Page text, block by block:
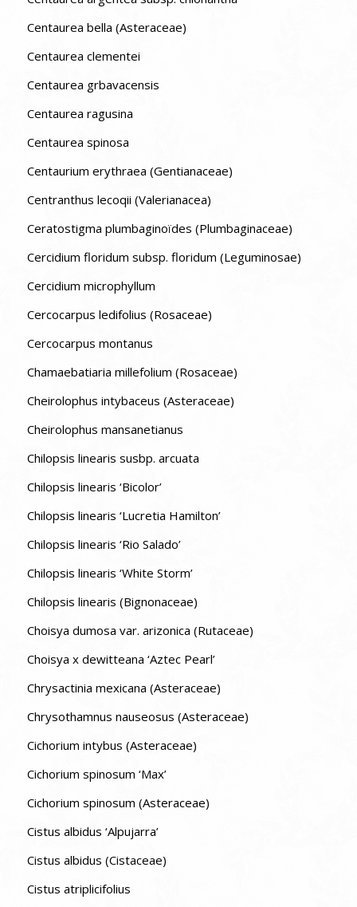
Centaurea bella (Asteraceae)
Centaurea clementei
Centaurea grbavacensis
Centaurea ragusina
Centaurea spinosa
Centaurium erythraea (Gentianaceae)
Centranthus lecoqii (Valerianacea)
Ceratostigma plumbaginoïdes (Plumbaginaceae)
Cercidium floridum subsp. floridum (Leguminosae)
Cercidium microphyllum
Cercocarpus ledifolius (Rosaceae)
Cercocarpus montanus
Chamaebatiaria millefolium (Rosaceae)
Cheirolophus intybaceus (Asteraceae)
Cheirolophus mansanetianus
Chilopsis linearis susbp. arcuata
Chilopsis linearis ‘Bicolor’
Chilopsis linearis ‘Lucretia Hamilton’
Chilopsis linearis ‘Rio Salado’
Chilopsis linearis ‘White Storm’
Chilopsis linearis (Bignonaceae)
Choisya dumosa var. arizonica (Rutaceae)
Choisya x dewitteana ‘Aztec Pearl’
Chrysactinia mexicana (Asteraceae)
Chrysothamnus nauseosus (Asteraceae)
Cichorium intybus (Asteraceae)
Cichorium spinosum ‘Max’
Cichorium spinosum (Asteraceae)
Cistus albidus ‘Alpujarra’
Cistus albidus (Cistaceae)
Cistus atriplicifolius